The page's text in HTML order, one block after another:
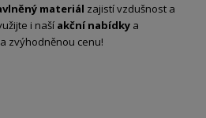
materiál zajistí vzdušnost a
i naší akční nabídky a
zvýhodněnou cenu!